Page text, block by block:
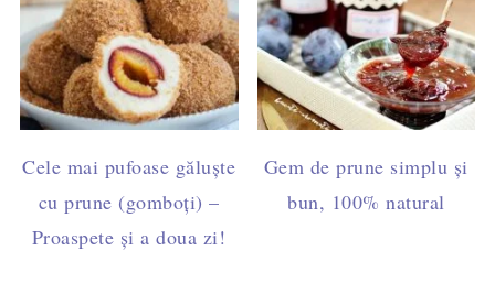
Cele mai pufoase găluște
cu prune (gomboți) –
Proaspete și a doua zi!
Gem de prune simplu și
bun, 100% natural